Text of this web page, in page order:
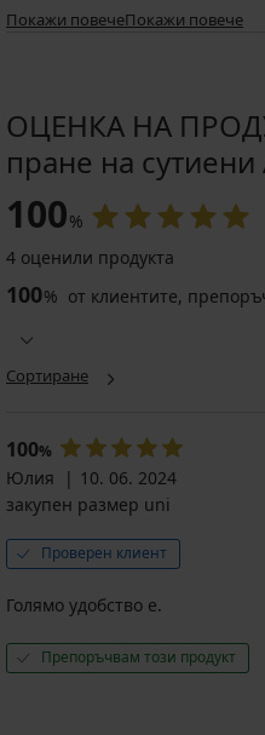
Подходяща за сутиени до размер
Покажи повечеПокажи повече
ОЦЕНКА НА
пране на
100%
4 оценили продукта
100% от клиентите,
Сортиране
100%
Юлия
10. 06. 2024
закупен размер uni
Проверен клиент
Голямо удобство е.
Препоръчвам този продукт